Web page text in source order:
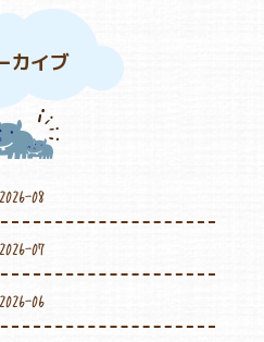
カイブ
2026-08
2026-07
2026-06